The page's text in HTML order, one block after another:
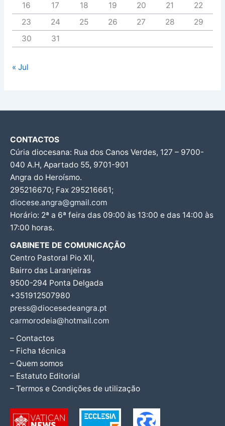
16
17 18 19 20 21
22
23
24 25 26 27 28
29
30
31
« Jul
CONTACTOS
Cúria diocesana: Rua dos Canos Verdes, 127 – 9700-
040 A.H, Apartado 55, 9701-901
Angra do Heroísmo.
295216670; Fax 295216661;
diocese.angra@gmail.com
Horário: 2ª a 6ª feira das 09:00 às 13:00 e das 14:00 às
17:00 horas.
GABINETE DE COMUNICAÇÃO
Centro Pastoral Pio XII,
Bairro das Laranjeiras
9500-294 Ponta Delgada
+351912507980
press@diocesedeangra.pt
carmorodeia@hotmail.com
– Contactos
– Ficha técnica
– Quem somos
– Estatuto Editorial
– Termos e Condições de utilização